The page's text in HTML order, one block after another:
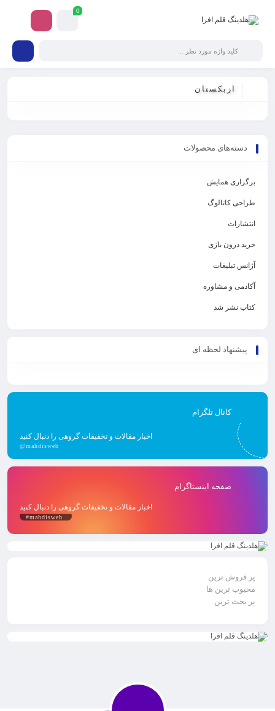
ازبکستان
دسته‌های محصولات
همایش
کاتالوگ
درون بازی
تبلیغات
و مشاوره
نشر شد
پیشنهاد لحظه ای
کانال تلگرام
اخبار مقالات و تخفیفات گروهی را دنبال کنید
@mahdisweb
صفحه اینستاگرام
اخبار مقالات و تخفیفات گروهی را دنبال کنید
#mahdisweb
فروش ترین
ترین ها
بحث ترین